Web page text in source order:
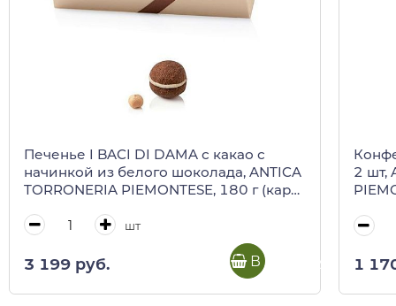
Печенье I BACI DI DAMA с какао с
начинкой из белого шоколада, ANTICA
TORRONERIA PIEMONTESE, 180 г (карт/
шт
3 199 руб. В корзину
2 шт,
1